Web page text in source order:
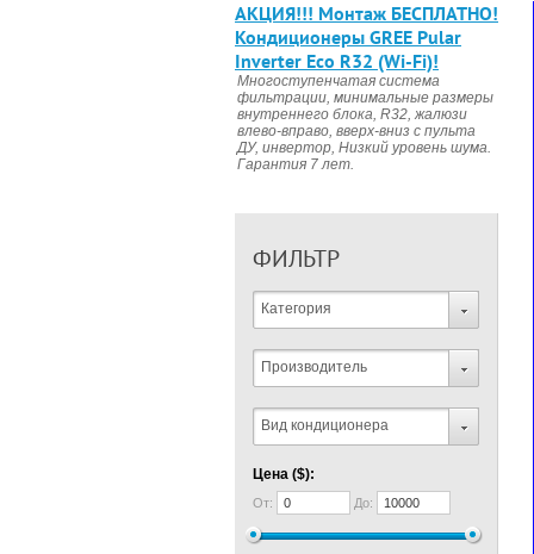
АКЦИЯ!!! Монтаж БЕСПЛАТНО!
Кондиционеры GREE Pular
Inverter Eco R32 (Wi-Fi)!
Многоступенчатая система
фильтрации, минимальные размеры
внутреннего блока, R32, жалюзи
влево-вправо, вверх-вниз с пульта
ДУ, инвертор, Низкий уровень шума.
Гарантия 7 лет.
ФИЛЬТР
Категория
Производитель
Вид кондиционера
Цена ($):
От: До: